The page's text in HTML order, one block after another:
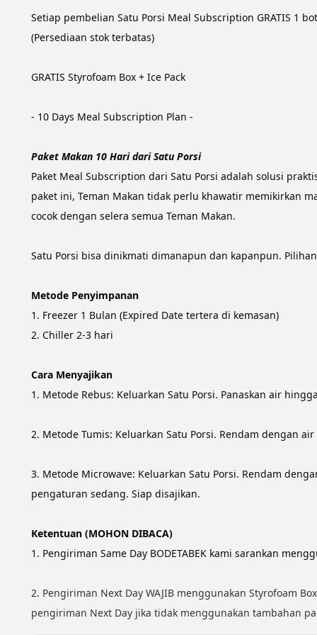
Setiap pembelian Satu Porsi Meal Subscription GRATIS 1
(Persediaan stok terbatas)
GRATIS Styrofoam Box + Ice Pack
- 10 Days Meal Subscription Plan -
Paket Makan 10 Hari dari Satu Porsi
Paket Meal Subscription dari Satu Porsi adalah solusi
paket ini, Teman Makan tidak perlu khawatir memikirkan
cocok dengan selera semua Teman Makan.
Satu Porsi bisa dinikmati dimanapun dan kapanpun.
Metode Penyimpanan
1. Freezer 1 Bulan (Expired Date tertera di kemasan)
2. Chiller 2-3 hari
Cara Menyajikan
1. Metode Rebus: Keluarkan Satu Porsi. Panaskan air
2. Metode Tumis: Keluarkan Satu Porsi. Rendam dengan
3. Metode Microwave: Keluarkan Satu Porsi. Rendam
pengaturan sedang. Siap disajikan.
Ketentuan (MOHON DIBACA)
1. Pengiriman Same Day BODETABEK kami sarankan
2. Pengiriman Next Day WAJIB menggunakan Styrofoam
pengiriman Next Day jika tidak menggunakan tambahan